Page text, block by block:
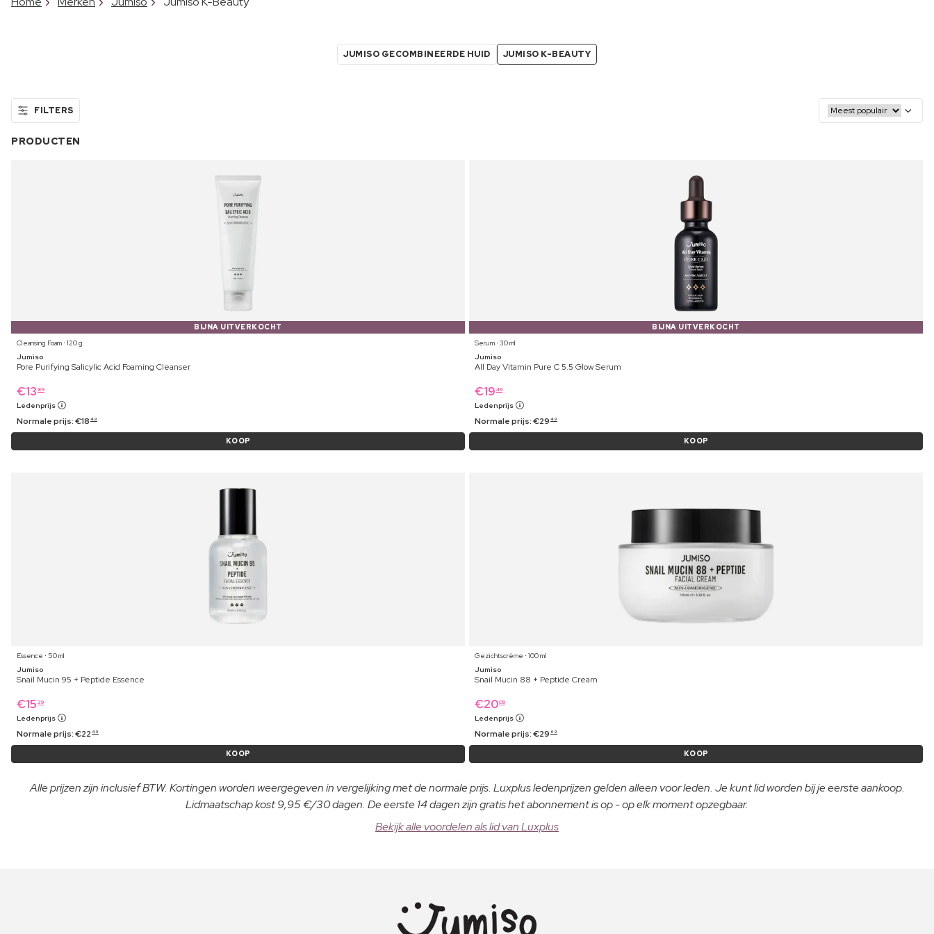
JUMISO GECOMBINEERDE HUID JUMISO K-BEAUTY
FILTERS
PRODUCTEN
BIJNA UITVERKOCHT
Cleansing Foam ⋅ 120 g
Jumiso
Pore Purifying Salicylic Acid Foaming Cleanser
€13 89
Ledenprijs
Normale prijs:€18 49
KOOP
BIJNA UITVERKOCHT
Serum ⋅ 30 ml
Jumiso
All Day Vitamin Pure C 5.5 Glow Serum
€19 49
Ledenprijs
Normale prijs:€29 49
KOOP
Essence ⋅ 50 ml
Jumiso
Snail Mucin 95 + Peptide Essence
€15 39
Ledenprijs
Normale prijs:€22 49
KOOP
Gezichtscrème ⋅ 100 ml
Jumiso
Snail Mucin 88 + Peptide Cream
€2009
Ledenprijs
Normale prijs:€29 69
KOOP
Alle prijzen zijn inclusief BTW. Kortingen worden weergegeven in vergelijking met de normale prijs. Luxplus ledenprijzen gelden alleen voor leden. Je kunt lid worden bij je eerste aankoop.
Lidmaatschap kost 9,95 €/30 dagen. De eerste 14 dagen zijn gratis het abonnement is op - op elk moment opzegbaar.
Bekijk alle voordelen als lid van Luxplus